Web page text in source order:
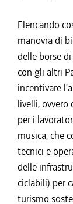
Elencando
manovra di
delle borse
con gli altri
incentivare
livelli,
per i
musica, che
tecnici e
delle
ciclabili) per
turismo